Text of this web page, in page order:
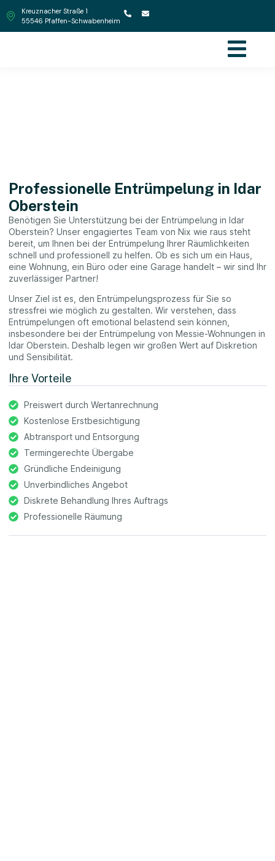
Kreuznacher Straße 1
55546 Pfaffen-Schwabenheim
Professionelle Entrümpelung in Idar
Oberstein
Benötigen Sie Unterstützung bei der Entrümpelung in Idar
Oberstein? Unser engagiertes Team von Nix wie raus steht
bereit, um Ihnen bei der Entrümpelung Ihrer Räumlichkeiten
schnell und professionell zu helfen. Ob es sich um ein Haus,
eine Wohnung, ein Büro oder eine Garage handelt – wir sind Ihr
zuverlässiger Partner!
Unser Ziel ist es, den Entrümpelungsprozess für Sie so
stressfrei wie möglich zu gestalten. Wir verstehen, dass
Entrümpelungen oft emotional belastend sein können,
insbesondere bei der Entrümpelung von Messie-Wohnungen in
Idar Oberstein. Deshalb legen wir großen Wert auf Diskretion
und Sensibilität.
Ihre Vorteile
Preiswert durch Wertanrechnung
Kostenlose Erstbesichtigung
Abtransport und Entsorgung
Termingerechte Übergabe
Gründliche Endeinigung
Unverbindliches Angebot
Diskrete Behandlung Ihres Auftrags
Professionelle Räumung